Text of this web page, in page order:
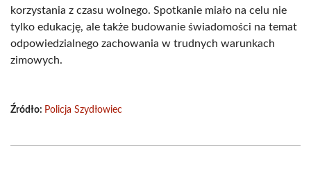
korzystania z czasu wolnego. Spotkanie miało na celu nie
tylko edukację, ale także budowanie świadomości na temat
odpowiedzialnego zachowania w trudnych warunkach
zimowych.
Źródło: Policja Szydłowiec